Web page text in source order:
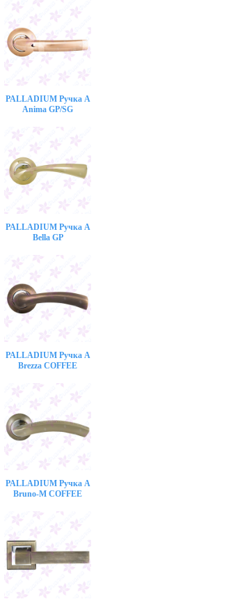
PALLADIUM Ручка A
Anima GP/SG
PALLADIUM Ручка A
Bella GP
PALLADIUM Ручка A
Brezza COFFEE
PALLADIUM Ручка A
Bruno-M COFFEE